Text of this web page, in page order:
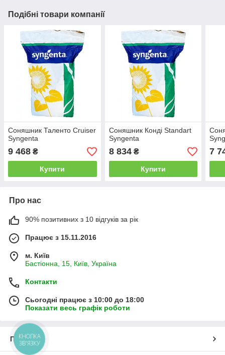
Подібні товари компанії
Соняшник Таленто Cruiser
Syngenta
9 468 ₴
Купити
Соняшник Конді Standart
Syngenta
8 834₴
Купити
7
Про нас
90% позитивних з 10 відгуків за рік
Працює з 15.11.2016
м. Київ
Бастіонна, 15, Київ, Україна
Контакти
Сьогодні працює з 10:00 до 18:00
Показати весь графік роботи
Про нас
КНОПКА
ЗВ'ЯЗКУ